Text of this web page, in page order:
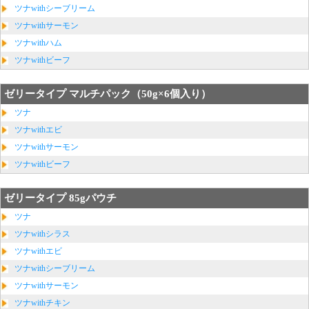
ツナwithシーブリーム
ツナwithサーモン
ツナwithハム
ツナwithビーフ
ゼリータイプ マルチパック（50g×6個入り）
ツナ
ツナwithエビ
ツナwithサーモン
ツナwithビーフ
ゼリータイプ 85gパウチ
ツナ
ツナwithシラス
ツナwithエビ
ツナwithシーブリーム
ツナwithサーモン
ツナwithチキン